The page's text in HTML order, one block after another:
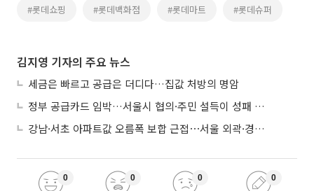
#롯데쇼핑 #롯데백화점 #롯데마트 #롯데슈퍼
김지영 기자의 주요 뉴스
세금은 빠르고 공급은 더디다…집값 처방의 명암
정부 공급카드 임박…서울시 협의·주민 설득이 성패 가른다
강남·서초 아파트값 오름폭 보합 근접⋯서울 외곽·경기 남부 중심 매수세
0 0 0 0